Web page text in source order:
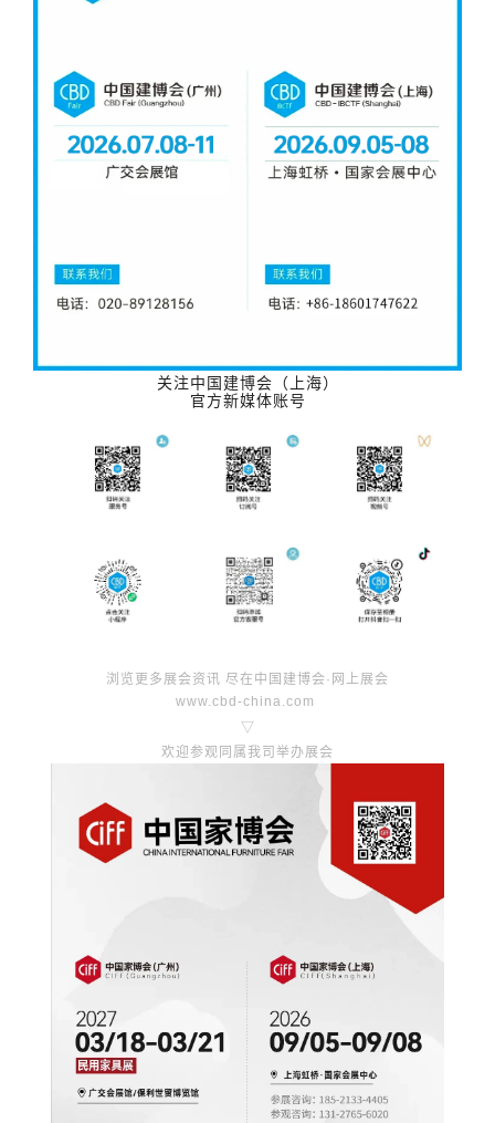
关注中国建博会（上海）
官方新媒体账号
浏览更多展会资讯 尽在中国建博会·网上展会
www.cbd-china.com
▽
欢迎参观同属我司举办展会